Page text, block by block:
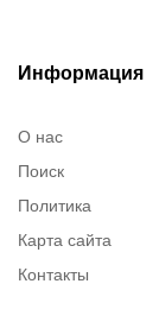
Информация
О нас
Поиск
Политика
Карта сайта
Контакты